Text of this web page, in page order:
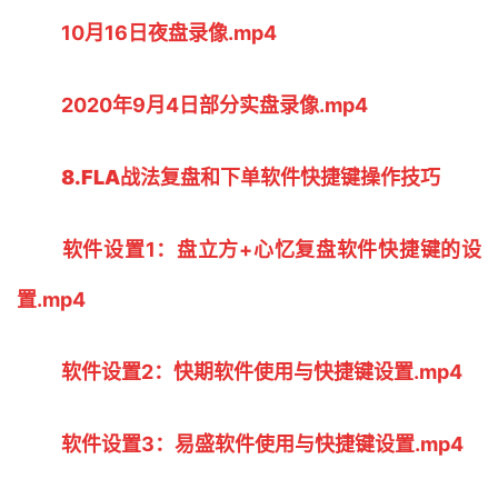
10月16日夜盘录像.mp4
2020年9月4日部分实盘录像.mp4
8.FLA战法复盘和下单软件快捷键操作技巧
软件设置1：盘立方+心忆复盘软件快捷键的设
置.mp4
软件设置2：快期软件使用与快捷键设置.mp4
软件设置3：易盛软件使用与快捷键设置.mp4